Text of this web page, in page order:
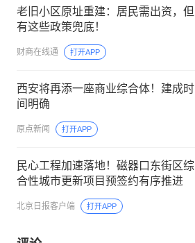
老旧小区原址重建：居民需出资，但
有这些政策兜底！
财商在线通 打开APP
西安将再添一座商业综合体！建成时
间明确
原点新闻 打开APP
民心工程加速落地！磁器口东街区综
合性城市更新项目预签约有序推进
北京日报客户端 打开APP